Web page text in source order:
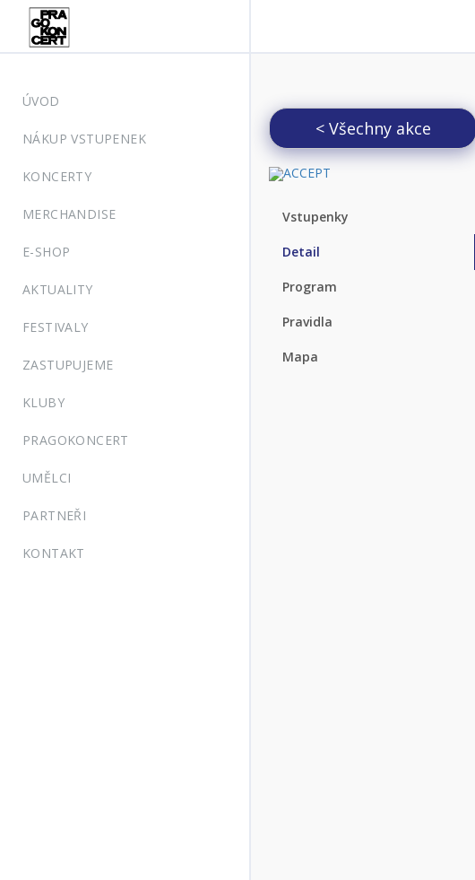
ÚVOD
NÁKUP VSTUPENEK
KONCERTY
MERCHANDISE
E-SHOP
AKTUALITY
FESTIVALY
ZASTUPUJEME
KLUBY
PRAGOKONCERT
UMĚLCI
PARTNEŘI
KONTAKT
< Všechny akce
Vstupenky
Detail
Program
Pravidla
Mapa